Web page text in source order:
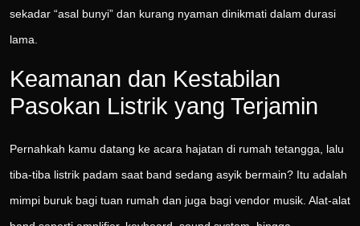
sekadar “asal bunyi” dan kurang nyaman dinikmati dalam durasi
lama.
Keamanan dan Kestabilan
Pasokan Listrik yang Terjamin
Pernahkah kamu datang ke acara hajatan di rumah tetangga, lalu
tiba-tiba listrik padam saat band sedang asyik bermain? Itu adalah
mimpi buruk bagi tuan rumah dan juga bagi vendor musik. Alat-alat